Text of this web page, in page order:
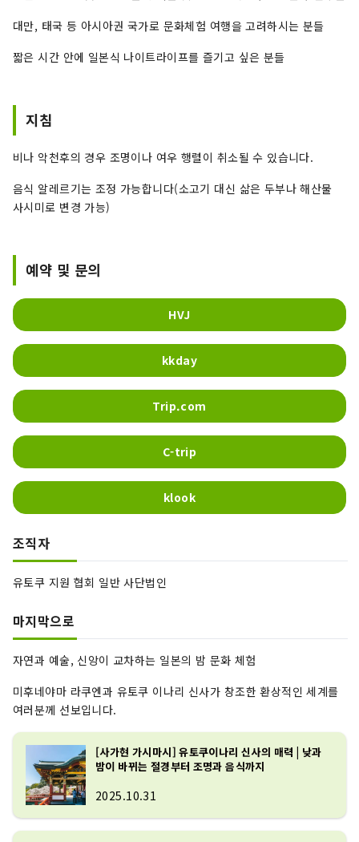
대만, 태국 등 아시아권 국가로 문화체험 여행을 고려하시는 분들
짧은 시간 안에 일본식 나이트라이프를 즐기고 싶은 분들
지침
비나 악천후의 경우 조명이나 여우 행렬이 취소될 수 있습니다.
음식 알레르기는 조정 가능합니다(소고기 대신 삶은 두부나 해산물
사시미로 변경 가능)
예약 및 문의
HVJ
kkday
Trip.com
C-trip
klook
조직자
유토쿠 지원 협회 일반 사단법인
마지막으로
자연과 예술, 신앙이 교차하는 일본의 밤 문화 체험
미후네야마 라쿠엔과 유토쿠 이나리 신사가 창조한 환상적인 세계를
여러분께 선보입니다.
[사가현 가시마시] 유토쿠이나리 신사의 매력 | 낮과
밤이 바뀌는 절경부터 조명과 음식까지
2025.10.31